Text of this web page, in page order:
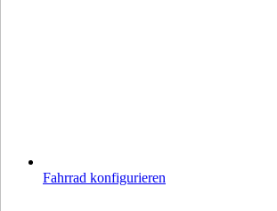
Fahrrad konfigurieren